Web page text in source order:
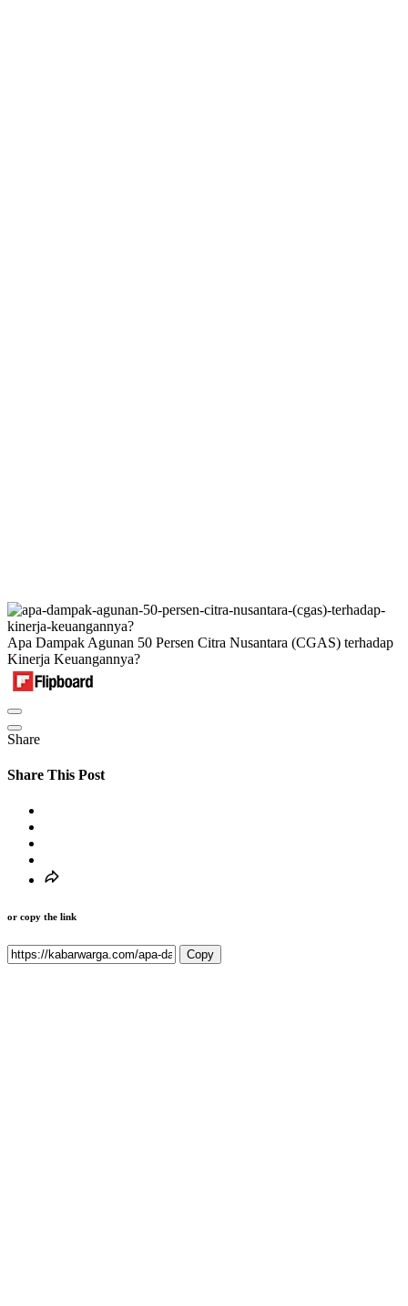
Apa Dampak Agunan 50 Persen Citra Nusantara (CGAS) terhadap
Kinerja Keuangannya?
Share
Share This Post
or copy the link
Copy